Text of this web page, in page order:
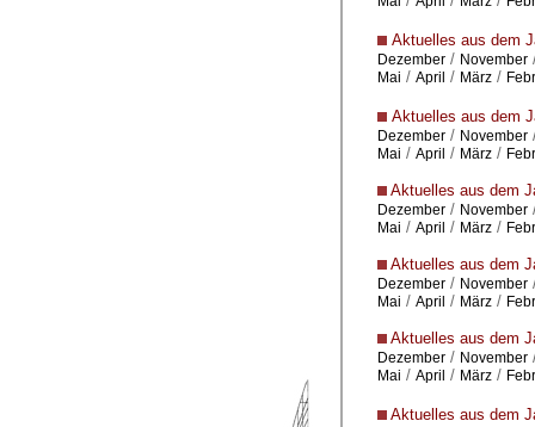
Aktuelles aus dem
Dezember/ November
Mai / April / März/
Aktuelles aus dem
Dezember/ November
Mai / April / März/
Aktuelles aus dem
Dezember/ November
Mai / April / März/
Aktuelles aus dem
Dezember/ November
Mai / April / März/
Aktuelles aus dem
Dezember/ November
Mai / April / März/
Aktuelles aus dem